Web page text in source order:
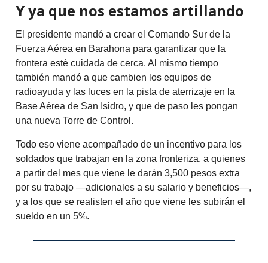
Y ya que nos estamos artillando
El presidente mandó a crear el Comando Sur de la
Fuerza Aérea en Barahona para garantizar que la
frontera esté cuidada de cerca. Al mismo tiempo
también mandó a que cambien los equipos de
radioayuda y las luces en la pista de aterrizaje en la
Base Aérea de San Isidro, y que de paso les pongan
una nueva Torre de Control.
Todo eso viene acompañado de un incentivo para los
soldados que trabajan en la zona fronteriza, a quienes
a partir del mes que viene le darán 3,500 pesos extra
por su trabajo —adicionales a su salario y beneficios—,
y a los que se realisten el año que viene les subirán el
sueldo en un 5%.